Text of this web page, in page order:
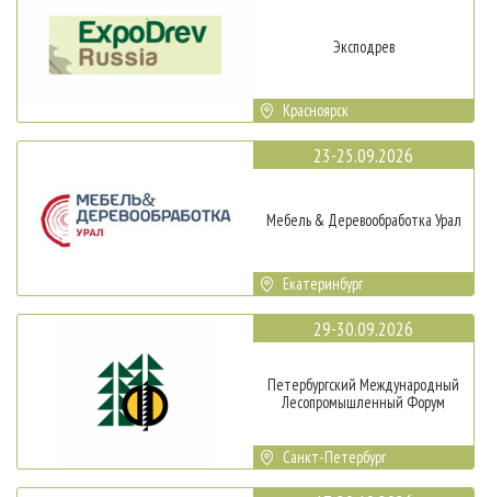
Эксподрев
Красноярск
23-25.09.2026
Мебель & Деревообработка Урал
Екатеринбург
29-30.09.2026
Петербургский Международный
Лесопромышленный Форум
Санкт-Петербург